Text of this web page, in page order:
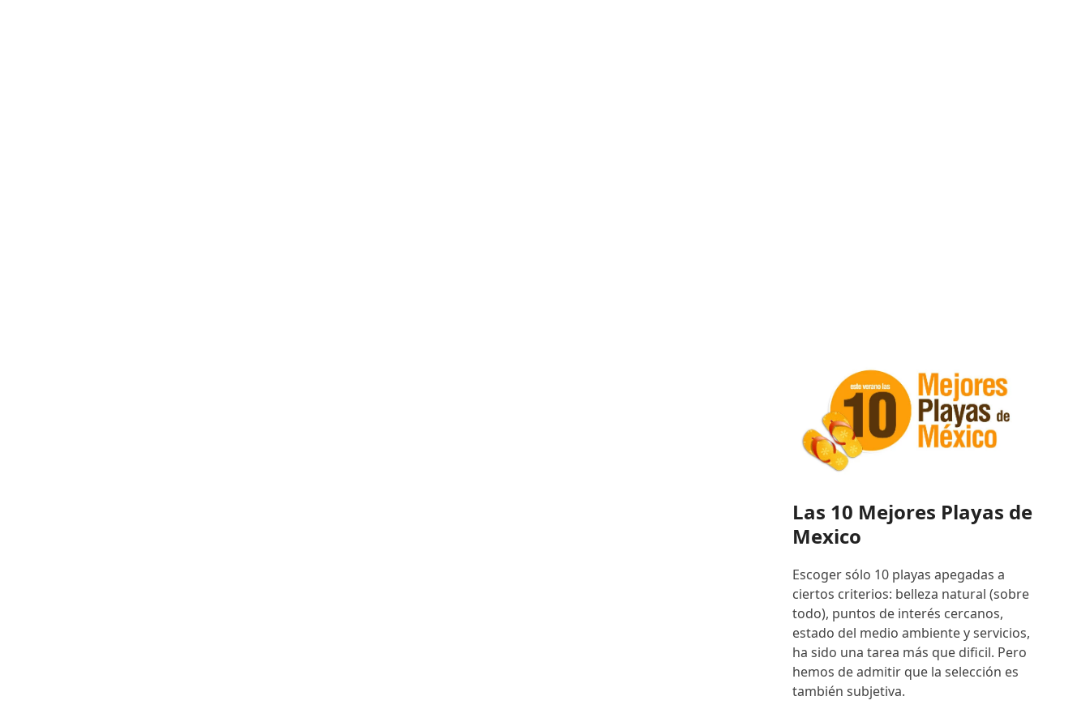
Las 10 Mejores Playas de
Mexico
Escoger sólo 10 playas apegadas a
ciertos criterios: belleza natural (sobre
todo), puntos de interés cercanos,
estado del medio ambiente y servicios,
ha sido una tarea más que dificil. Pero
hemos de admitir que la selección es
también subjetiva.